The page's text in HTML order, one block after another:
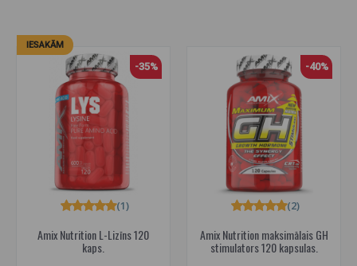
IESAKĀM
-35%
Amix Nutrition L-Lizīns 120
kaps.
(1)
-40%
Amix Nutrition maksimālais GH
stimulators 120 kapsulas.
(2)